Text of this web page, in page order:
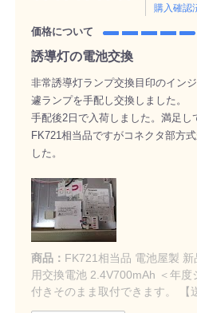
購入確認
価格について
誘導灯の電池交換
非常誘導灯ランプ交換目印のイン
遽ランプを手配し交換しました。
手配後2日で入荷しました。満足し
FK721相当品ですがコネクタ部方
した。
商品： FK721相当品 電池屋製
用交換電池 2.4V700mAh ＜年度
付きそのまま取付できます。 【